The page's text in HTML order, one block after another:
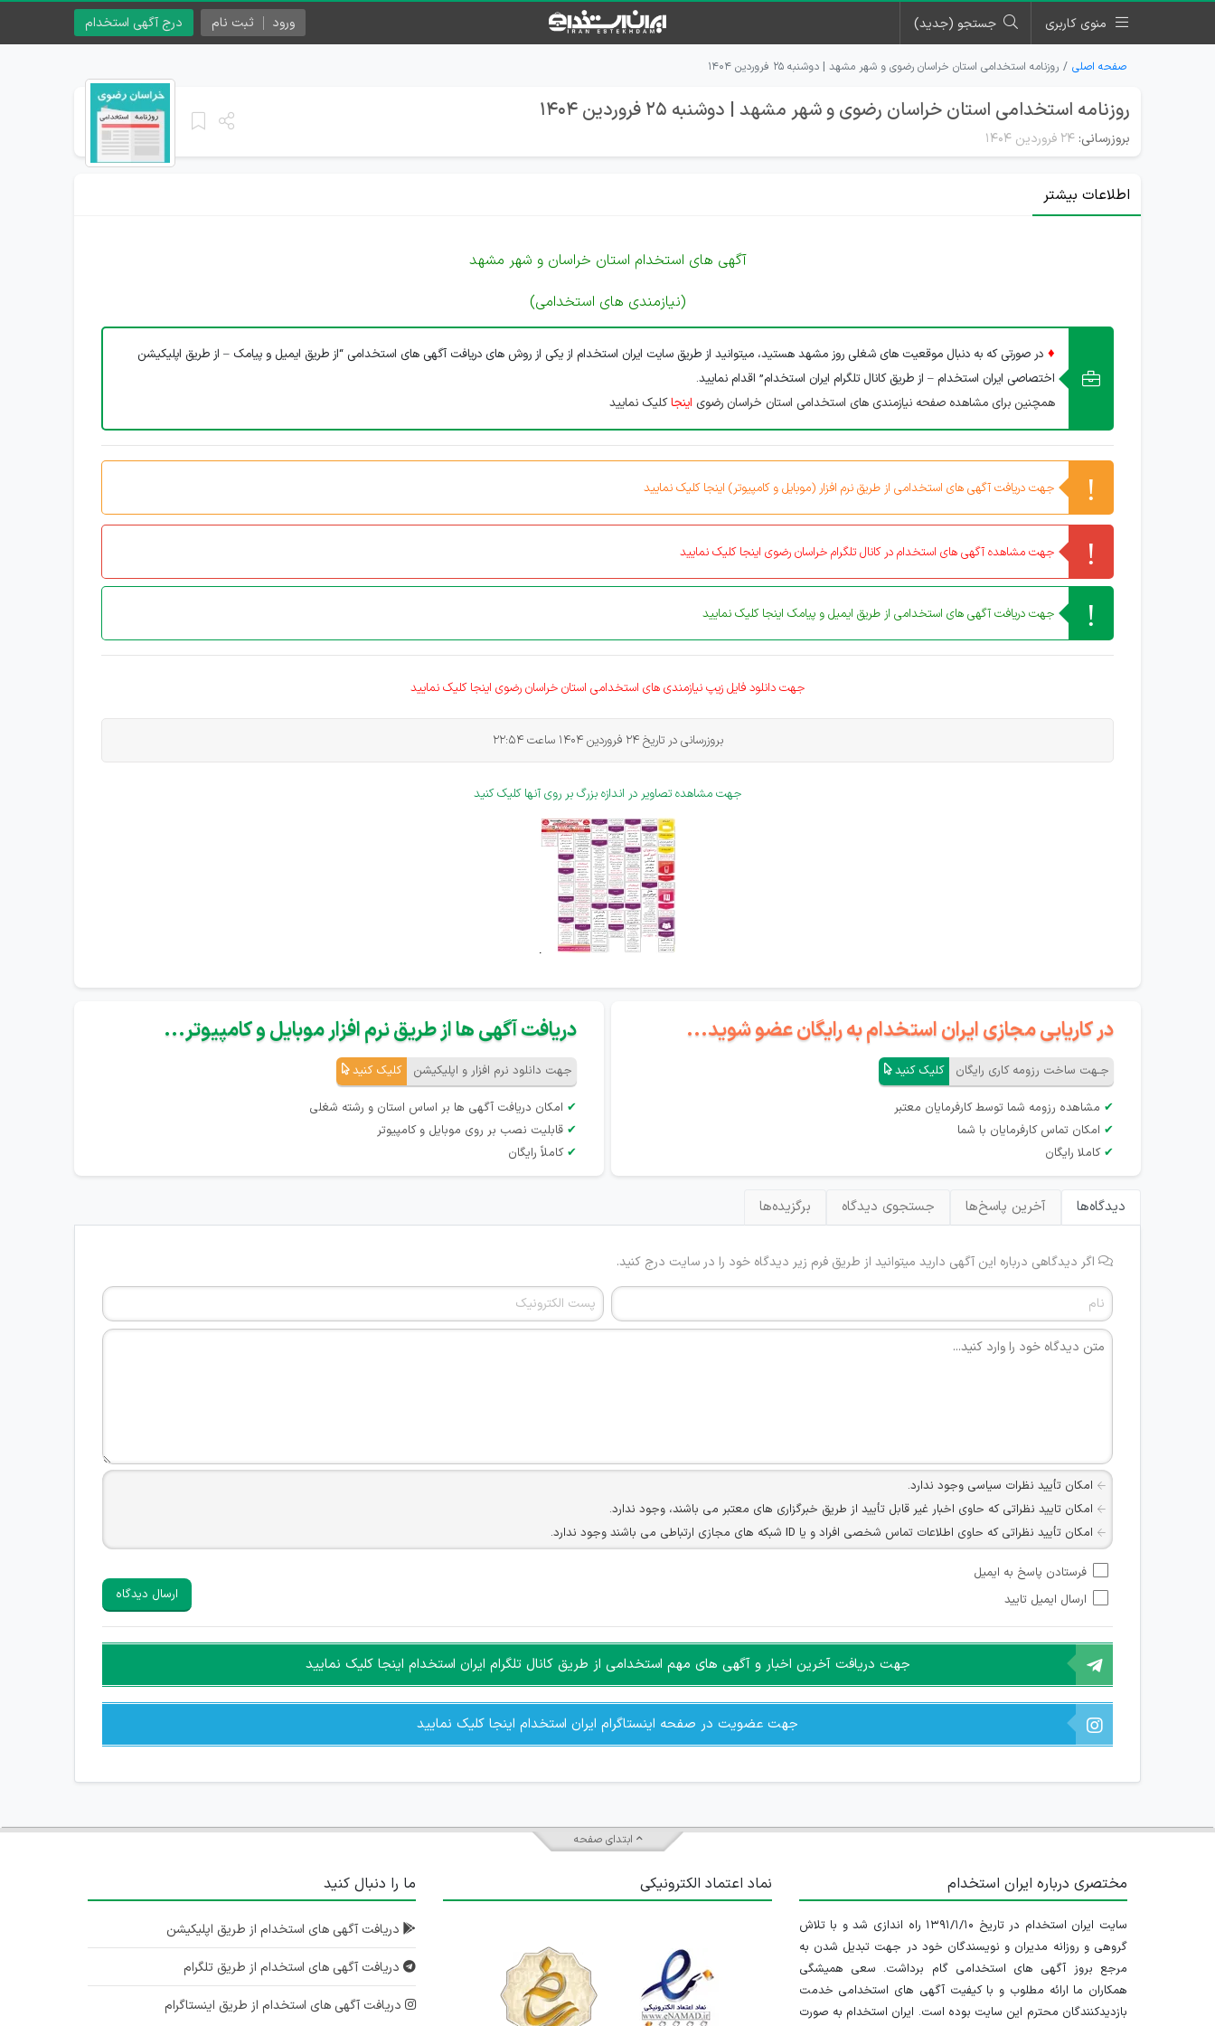
منوی کاربری جستجو (جدید) درج آگهی استخدام ورود ثبت نام
صفحه اصلی روزنامه استخدامی استان خراسان رضوی و شهر مشهد | دوشنبه ۲۵ فروردین ۱۴۰۴
روزنامه استخدامی استان خراسان رضوی و شهر مشهد | دوشنبه 25 فروردین 1404
بروزرسانی: ۲۴ فروردین ۱۴۰۴
اطلاعات بیشتر
آگهی های استخدام استان خراسان و شهر مشهد
(نیازمندی های استخدامی)
♦ در صورتی که به دنبال موقعیت های شغلی روز مشهد هستید، میتوانید از طریق سایت ایران استخدام از یکی از روش های دریافت آگهی های استخدامی “از طریق ایمیل و پیامک – از طریق اپلیکیشن
اختصاصی ایران استخدام – از طریق کانال تلگرام ایران استخدام” اقدام نمایید.
همچنین برای مشاهده صفحه نیازمندی های استخدامی استان خراسان رضوی اینجاکلیک نمایید
جهت دریافت آگهی های استخدامی از طریق نرم افزار (موبایل و کامپیوتر) اینجا کلیک نمایید
جهت مشاهده آگهی های استخدام در کانال تلگرام خراسان رضوی اینجا کلیک نمایید
جهت دریافت آگهی های استخدامی از طریق ایمیل و پیامک اینجا کلیک نمایید
جهت دانلود فایل زیپ نیازمندی های استخدامی استان خراسان رضوی اینجا کلیک نمایید
بروزرسانی در تاریخ 24 فروردین 1404 ساعت 22:54
جهت مشاهده تصاویر در اندازه بزرگ بر روی آنها کلیک کنید
در کاریابی مجازی ایران استخدام به رایگان عضو شوید...
جـهت ساخت رزومه کاری رایگان کلیک کنید
✔ مشاهده رزومه شما توسط کارفرمایان معتبر
✔ امکان تماس کارفرمایان با شما
✔ کاملا رایگان
دریافت آگهی ها از طریق نرم افزار موبایل و کامپیوتر...
جهت دانلود نرم افزار و اپلیکیشن کلیک کنید
✔ امکان دریافت آگهی ها بر اساس استان و رشته شغلی
✔ قابلیت نصب بر روی موبایل و کامپیوتر
✔ کاملاً رایگان
دیدگاه‌ها آخرین پاسخ‌ها جستجوی دیدگاه برگزیده‌ها
اگر دیدگاهی درباره این آگهی دارید میتوانید از طریق فرم زیر دیدگاه خود را در سایت درج کنید.
امکان تأیید نظرات سیاسی وجود ندارد.
امکان تایید نظراتی که حاوی اخبار غیر قابل تأیید از طریق خبرگزاری های معتبر می باشند، وجود ندارد.
امکان تأیید نظراتی که حاوی اطلاعات تماس شخصی افراد و یا ID شبکه های مجازی ارتباطی می باشند وجود ندارد.
هرگونه تحریک، تحقیر و کنایه به سایر افراد (مسئول و غیر مسئول) غیر مجاز می باشد.
امکان هماهنگی برای هرگونه ملاقات حضوری چه به صورت دسته جمعی و چه فردی توسط کاربران سایت وجود ندارد.
فرستادن پاسخ به ایمیل
ارسال ایمیل تایید
ارسال دیدگاه
جهت دریافت آخرین اخبار و آگهی های مهم استخدامی از طریق کانال تلگرام ایران استخدام اینجا کلیک نمایید
جهت عضویت در صفحه اینستاگرام ایران استخدام اینجا کلیک نمایید
ابتدای صفحه
مختصری درباره ایران استخدام
سایت ایران استخدام در تاریخ ۱۳۹۱/۱/۱۰ راه اندازی شد و با تلاش
گروهی و روزانه مدیران و نویسندگان خود در جهت تبدیل شدن به
مرجع بروز آگهی های استخدامی گام برداشت. سعی همیشگی
همکاران ما ارائه مطلوب و با کیفیت آگهی های استخدامی خدمت
بازدیدکنندگان محترم این سایت بوده است. ایران استخدام به صورت
نماد اعتماد الکترونیکی ما را دنبال کنید
دریافت آگهی های استخدام از طریق اپلیکیشن
دریافت آگهی های استخدام از طریق تلگرام
دریافت آگهی های استخدام از طریق اینستاگرام